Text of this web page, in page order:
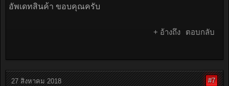
อัพเดทสินค้า ขอบคุณครับ
+ อ้างถึง ตอบกลับ
27 สิงหาคม 2018 #7